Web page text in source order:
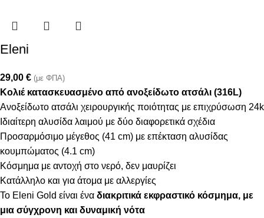
Eleni
29,00 € (με ΦΠΑ)
Κολιέ κατασκευασμένο από ανοξείδωτο ατσάλι (316L)
Ανοξείδωτο ατσάλι χειρουργικής ποιότητας με επιχρύσωση 24k
Ιδιαίτερη αλυσίδα λαιμού με δύο διαφορετικά σχέδια
Προσαρμόσιμο μέγεθος (41 cm) με επέκταση αλυσίδας
κουμπώματος (4.1 cm)
Κόσμημα με αντοχή στο νερό, δεν μαυρίζει
Κατάλληλο και για άτομα με αλλεργίες
Το Eleni Gold είναι ένα διακριτικά εκφραστικό κόσμημα, με
μια σύγχρονη και δυναμική νότα